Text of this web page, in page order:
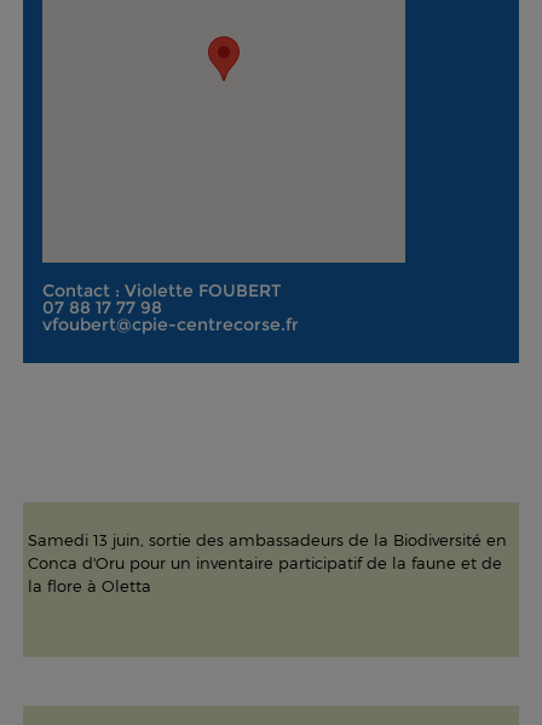
Contact : Violette FOUBERT
07 88 17 77 98
vfoubert@cpie-centrecorse.fr
Samedi 13 juin, sortie des ambassadeurs de la Biodiversité en
Conca d'Oru pour un inventaire participatif de la faune et de
la flore à Oletta